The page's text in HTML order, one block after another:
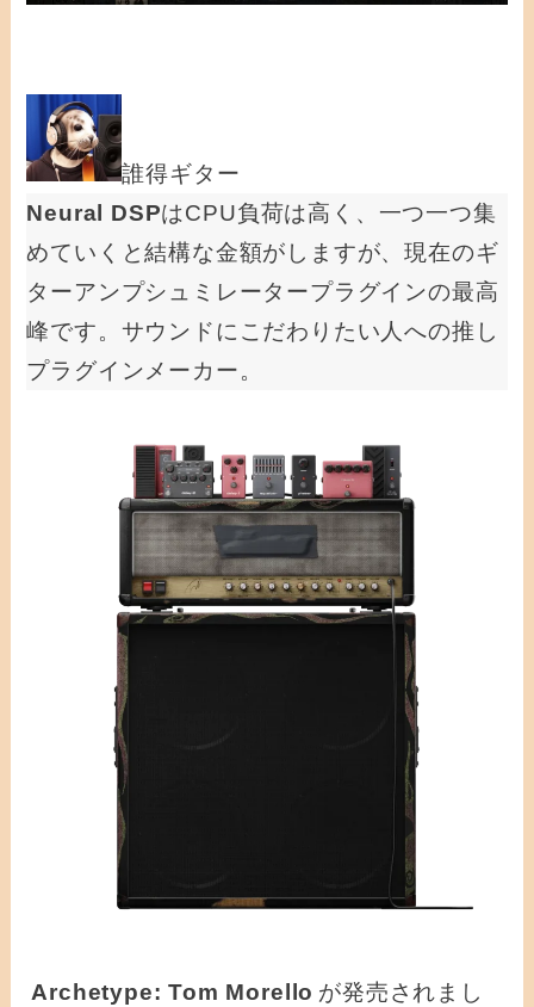
誰得ギター
Neural DSPはCPU負荷は高く、一つ一つ集
めていくと結構な金額がしますが、現在のギ
ターアンプシュミレータープラグインの最高
峰です。サウンドにこだわりたい人への推し
プラグインメーカー。
Archetype: Tom Morello が発売されまし